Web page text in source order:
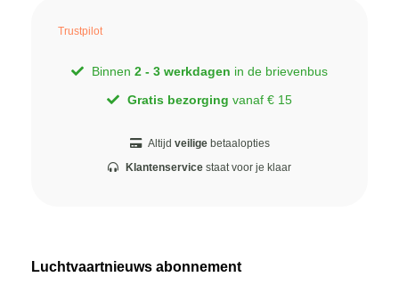
Trustpilot
Binnen 2 - 3 werkdagen in de brievenbus
Gratis bezorging vanaf € 15
Altijd veiligebetaalopties
Klantenservice staat voor je klaar
Luchtvaartnieuws abonnement